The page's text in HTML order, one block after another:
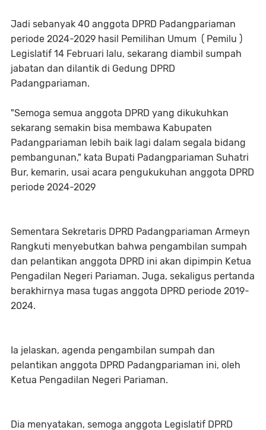
Jadi sebanyak 40 anggota DPRD Padangpariaman
periode 2024-2029 hasil Pemilihan Umum ( Pemilu )
Legislatif 14 Februari lalu, sekarang diambil sumpah
jabatan dan dilantik di Gedung DPRD
Padangpariaman.
"Semoga semua anggota DPRD yang dikukuhkan
sekarang semakin bisa membawa Kabupaten
Padangpariaman lebih baik lagi dalam segala bidang
pembangunan," kata Bupati Padangpariaman Suhatri
Bur, kemarin, usai acara pengukukuhan anggota DPRD
periode 2024-2029
Sementara Sekretaris DPRD Padangpariaman Armeyn
Rangkuti menyebutkan bahwa pengambilan sumpah
dan pelantikan anggota DPRD ini akan dipimpin Ketua
Pengadilan Negeri Pariaman. Juga, sekaligus pertanda
berakhirnya masa tugas anggota DPRD periode 2019-
2024.
Ia jelaskan, agenda pengambilan sumpah dan
pelantikan anggota DPRD Padangpariaman ini, oleh
Ketua Pengadilan Negeri Pariaman.
Dia menyatakan, semoga anggota Legislatif DPRD